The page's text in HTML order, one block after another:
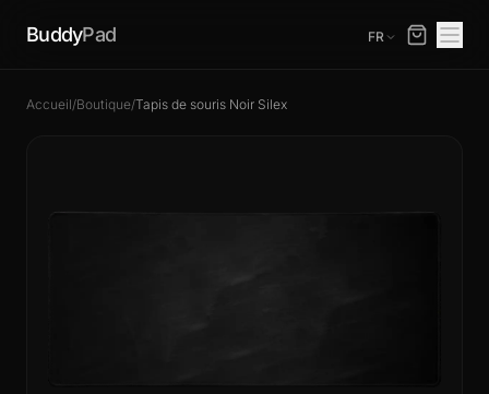
BuddyPad FR
Accueil/Boutique/Tapis de souris Noir Silex